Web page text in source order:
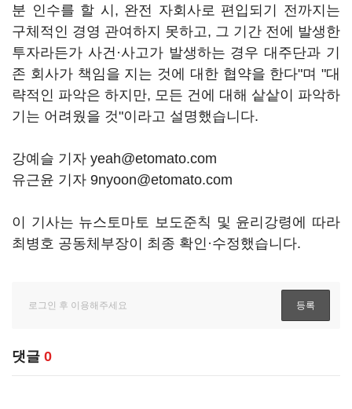
분 인수를 할 시, 완전 자회사로 편입되기 전까지는
구체적인 경영 관여하지 못하고, 그 기간 전에 발생한
투자라든가 사건·사고가 발생하는 경우 대주단과 기
존 회사가 책임을 지는 것에 대한 협약을 한다"며 "대
략적인 파악은 하지만, 모든 건에 대해 샅샅이 파악하
기는 어려웠을 것"이라고 설명했습니다.
강예슬 기자 yeah@etomato.com
유근윤 기자 9nyoon@etomato.com
이 기사는 뉴스토마토 보도준칙 및 윤리강령에 따라
최병호 공동체부장이 최종 확인·수정했습니다.
댓글 0